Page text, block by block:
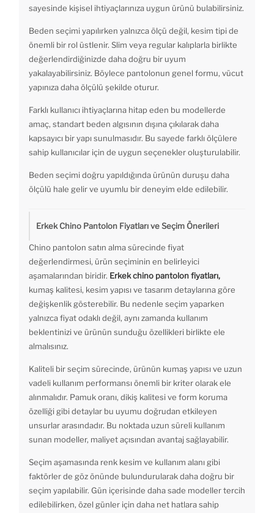
sayesinde kişisel ihtiyaçlarınıza uygun ürünü bulabilirsiniz.
Beden seçimi yapılırken yalnızca ölçü değil, kesim tipi de
önemli bir rol üstlenir. Slim veya regular kalıplarla birlikte
değerlendirdiğinizde daha doğru bir uyum
yakalayabilirsiniz. Böylece pantolonun genel formu, vücut
yapınıza daha ölçülü şekilde oturur.
Farklı kullanıcı ihtiyaçlarına hitap eden bu modellerde
amaç, standart beden algısının dışına çıkılarak daha
kapsayıcı bir yapı sunulmasıdır. Bu sayede farklı ölçülere
sahip kullanıcılar için de uygun seçenekler oluşturulabilir.
Beden seçimi doğru yapıldığında ürünün duruşu daha
ölçülü hale gelir ve uyumlu bir deneyim elde edilebilir.
Erkek Chino Pantolon Fiyatları ve Seçim Önerileri
Chino pantolon satın alma sürecinde fiyat
değerlendirmesi, ürün seçiminin en belirleyici
aşamalarından biridir. Erkek chino pantolon fiyatları,
kumaş kalitesi, kesim yapısı ve tasarım detaylarına göre
değişkenlik gösterebilir. Bu nedenle seçim yaparken
yalnızca fiyat odaklı değil, aynı zamanda kullanım
beklentinizi ve ürünün sunduğu özellikleri birlikte ele
almalısınız.
Kaliteli bir seçim sürecinde, ürünün kumaş yapısı ve uzun
vadeli kullanım performansı önemli bir kriter olarak ele
alınmalıdır. Pamuk oranı, dikiş kalitesi ve form koruma
özelliği gibi detaylar bu uyumu doğrudan etkileyen
unsurlar arasındadır. Bu noktada uzun süreli kullanım
sunan modeller, maliyet açısından avantaj sağlayabilir.
Seçim aşamasında renk kesim ve kullanım alanı gibi
faktörler de göz önünde bulundurularak daha doğru bir
seçim yapılabilir. Gün içerisinde daha sade modeller tercih
edilebilirken, özel günler için daha net hatlara sahip